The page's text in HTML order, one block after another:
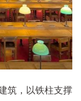
筑，以铁柱支撑